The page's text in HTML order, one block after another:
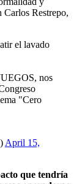
Carlos Restrepo,
el lavado
nos
"Cero
April 15,
que tendría